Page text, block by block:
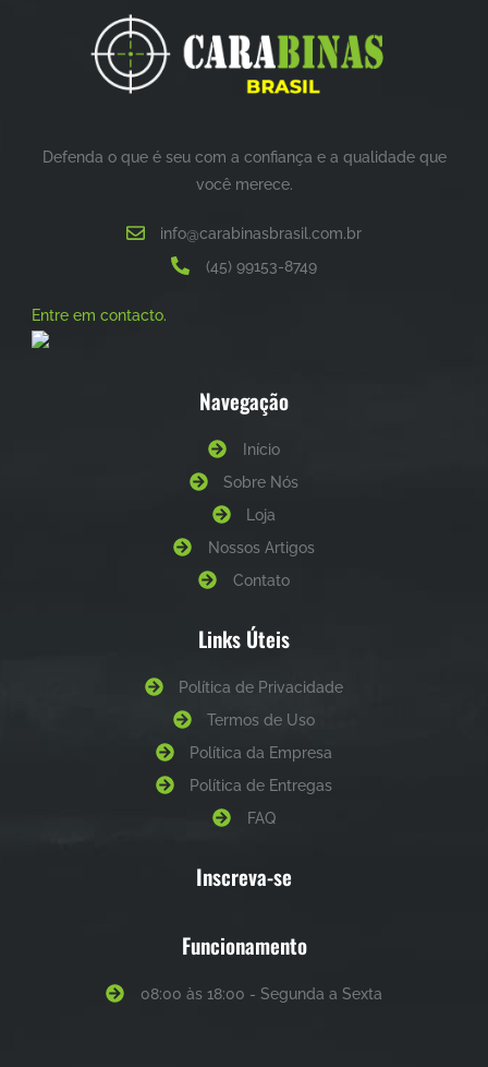
Defenda o que é seu com a confiança e a qualidade que
você merece.
info@carabinasbrasil.com.br
(45) 99153-8749
Entre em contacto.
Navegação
Início
Sobre Nós
Loja
Nossos Artigos
Contato
Links Úteis
Política de Privacidade
Termos de Uso
Política da Empresa
Política de Entregas
FAQ
Inscreva-se
Funcionamento
08:00 às 18:00 - Segunda a Sexta